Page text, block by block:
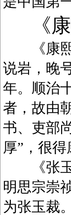
《
《康熙
说岩，晚
年。顺治
者，故由
书、吏部
厚”，很得
《张玉
明思宗崇
为张玉裁